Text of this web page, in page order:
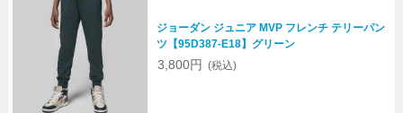
ジョーダン ジュニア MVP フレンチ テリーパン
ツ【95D387-E18】グリーン
3,800円 (税込)